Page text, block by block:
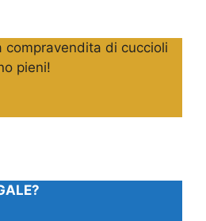
compravendita di cuccioli
pieni!